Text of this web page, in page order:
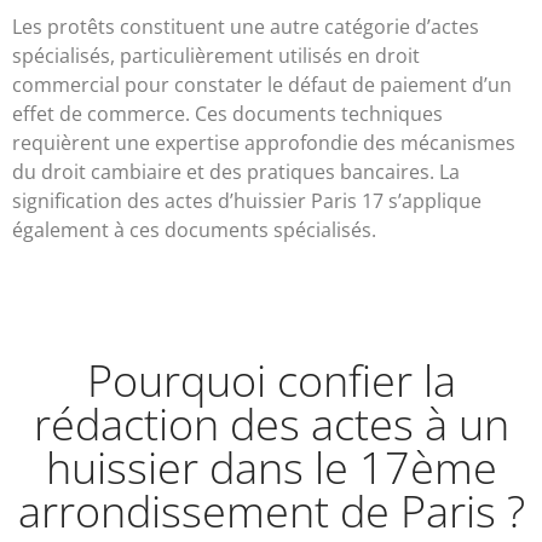
Les protêts constituent une autre catégorie d’actes
spécialisés, particulièrement utilisés en droit
commercial pour constater le défaut de paiement d’un
effet de commerce. Ces documents techniques
requièrent une expertise approfondie des mécanismes
du droit cambiaire et des pratiques bancaires. La
signification des actes d’huissier Paris 17 s’applique
également à ces documents spécialisés.
Pourquoi confier la
rédaction des actes à un
huissier dans le 17ème
arrondissement de Paris ?